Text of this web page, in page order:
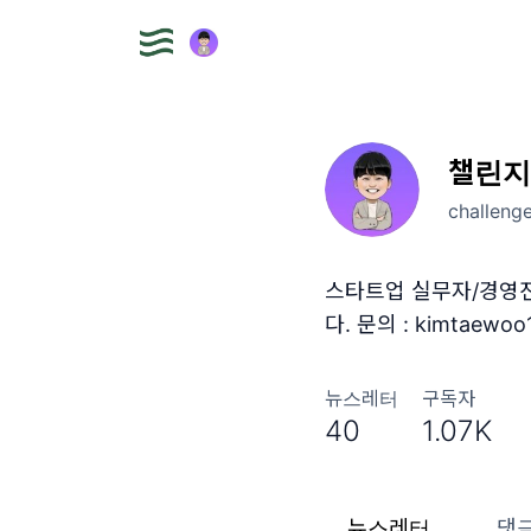
챌린
스타트업 실무자/경영
다. 문의 :
뉴스레터
40
구독자
1.07K